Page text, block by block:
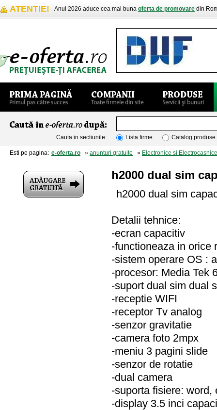
ATENTIE! Anul 2026 aduce cea mai buna oferta de promovare din
Cauta in sectiunile: Lista firme Catalog produse
Esti pe pagina: e-oferta.ro » anunturi gratuite » Electronice si Electrocasnice
h2000 dual sim
h2000 dual sim
Detalii tehnice:
-ecran capacitiv
-functioneaza in orice
-sistem operare OS :
-procesor: Media Tek
-suport dual sim dual
-receptie WIFI
-receptor Tv analog
-senzor gravitatie
-camera foto 2mpx
-meniu 3 pagini slide
-senzor de rotatie
-dual camera
-suporta fisiere: word,
-display 3.5 inci